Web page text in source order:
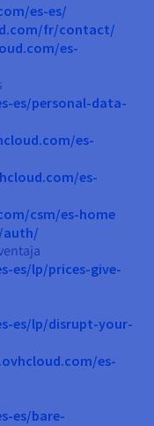
es-es/
fr/contact/
es-
es/personal-data-
es-
es-
csm/es-home
auth/
es/lp/prices-give-
es/lp/disrupt-your-
es-
es/bare-